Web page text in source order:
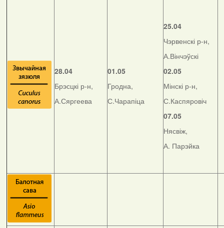
28.04
Брэсцкі р-н,
А.Сяргеева
01.05
Гродна,
С.Чарапіца
25.04
Чэрвенскі р-н,
А.Вінчэўскі
02.05
Мінскі р-н,
С.Каспяровіч
07.05
Нясвіж,
А. Парэйка